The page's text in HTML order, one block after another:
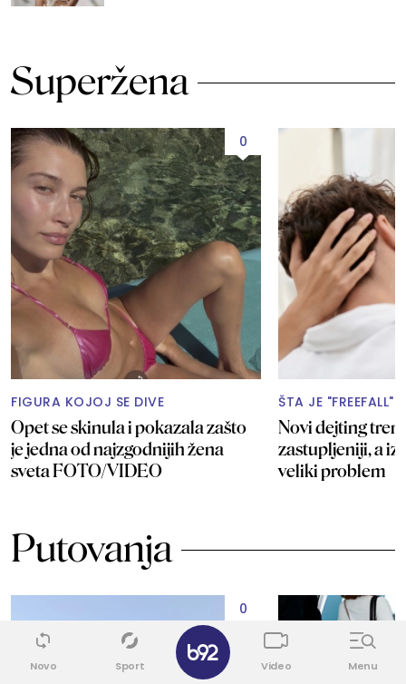
Superžena
0
FIGURA KOJOJ SE DIVE
Opet se skinula i pokazala zašto
je jedna od najzgodnijih žena
sveta FOTO/VIDEO
ŠTA JE "FREEFALL"?
Novi dejting
zastupljeniji, a
veliki problem
Putovanja
0
Novo Sport Video Menu
✕